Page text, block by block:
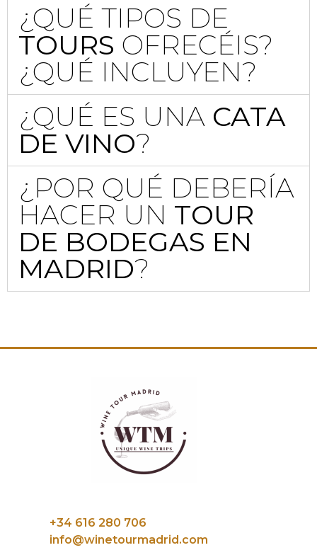
¿QUÉ TIPOS DE
TOURS OFRECÉIS?
¿QUÉ INCLUYEN?
¿QUÉ ES UNA CATA
DE VINO?
¿POR QUÉ DEBERÍA
HACER UN TOUR
DE BODEGAS EN
MADRID?
+34 616 280 706
info@winetourmadrid.com